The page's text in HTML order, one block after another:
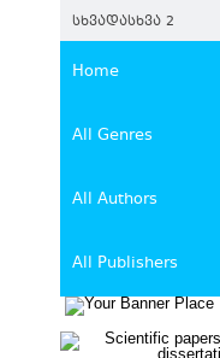
ᲡᲮᲕᲐᲓᲐᲡᲮᲕᲐ 2
Home
All Genres
All Authors
All Publishers